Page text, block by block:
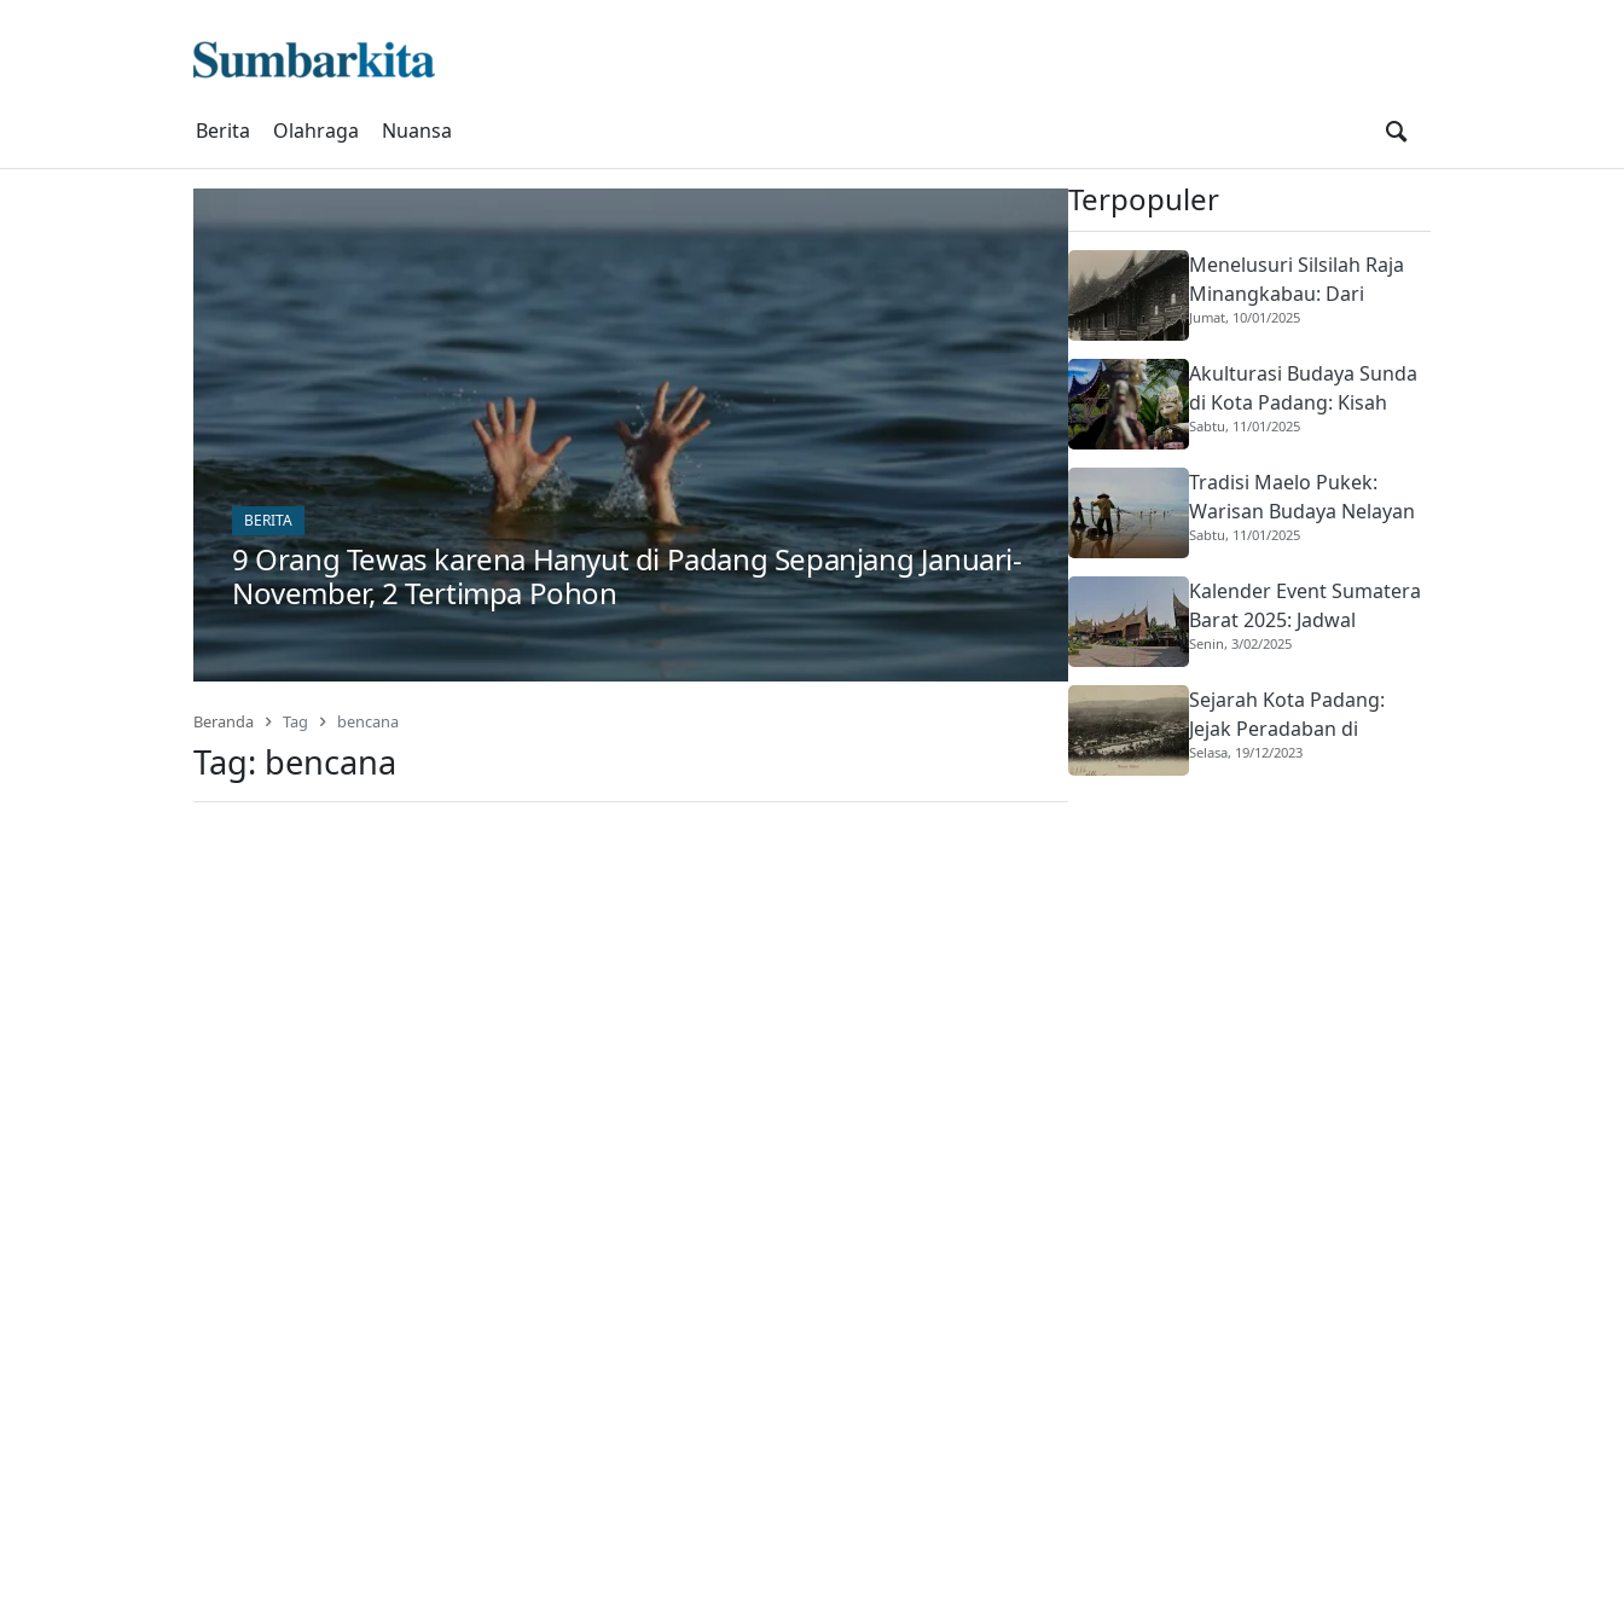
Berita Olahraga Nuansa
BERITA
9 Orang Tewas karena Hanyut di Padang Sepanjang Januari-
November, 2 Tertimpa Pohon
Beranda Tag bencana
Tag: bencana
Terpopuler
Menelusuri Silsilah Raja
Minangkabau: Dari
Adityawarman Hingga Era
Jumat, 10/01/2025
Akulturasi Budaya Sunda
di Kota Padang: Kisah
Harmoni Dua Budaya
1959
Sabtu, 11/01/2025
Tradisi Maelo Pukek:
Warisan Budaya Nelayan
Kota Padang yang Masih
Sabtu, 11/01/2025
Kalender Event Sumatera
Barat 2025: Jadwal
Lengkap Festival & Acara
Senin, 3/02/2025
Sejarah Kota Padang:
Jejak Peradaban di
Pemukiman Orang Nias
Selasa, 19/12/2023